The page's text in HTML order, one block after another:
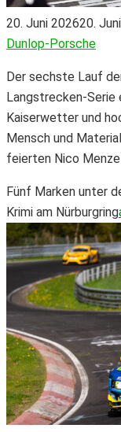
20. Juni 202620.
Dunlop-Porsche
Der sechste Lauf
Langstrecken-Serie
Kaiserwetter und
Mensch und
feierten Nico
Fünf Marken unter
Krimi am Nürburgring